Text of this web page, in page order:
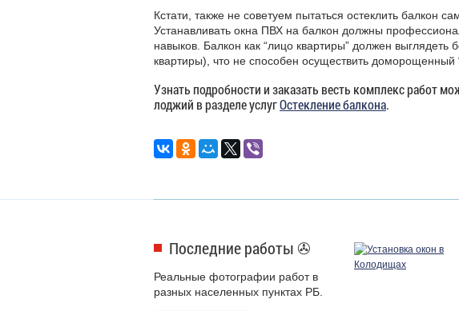
Кстати, также не советуем пытаться остеклить балкон
Устанавливать окна ПВХ на балкон должны
навыков. Балкон как “лицо квартиры” должен
квартиры), что не способен осуществить доморощенный
Узнать подробности и заказать весть комплекс работ
лоджий в разделе услугОстекление балкона.
Последние работы ✇
Реальные фотографии работ в
разных населенных пунктах РБ.